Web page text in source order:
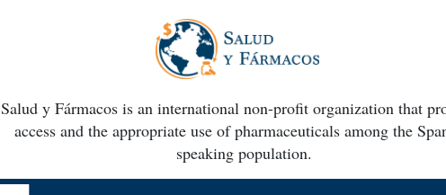
Salud y Fármacos is an international non-profit organization that
access and the appropriate use of pharmaceuticals among the
speaking population.